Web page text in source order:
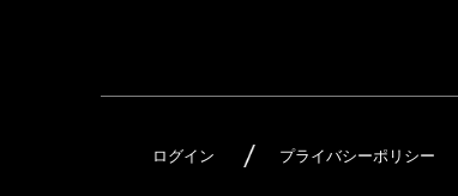
ログイン プライバシーポリシー